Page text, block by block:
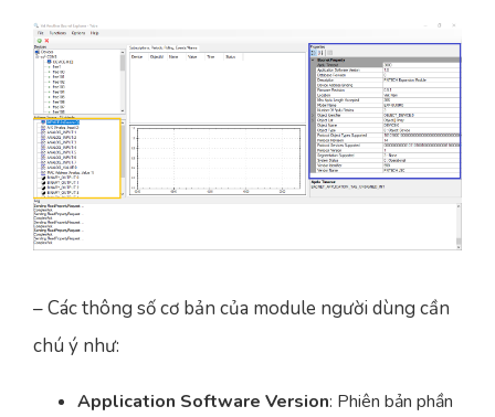
– Các thông số cơ bản của module người dùng cần
chú ý như:
Application Software Version: Phiên bản phần